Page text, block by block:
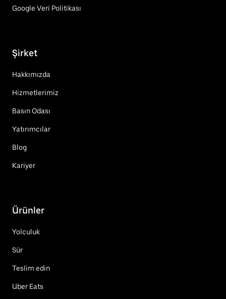
Google Veri Politikası
Şirket
Hakkımızda
Hizmetlerimiz
Basın Odası
Yatırımcılar
Blog
Kariyer
Ürünler
Yolculuk
Sür
Teslim edin
Uber Eats